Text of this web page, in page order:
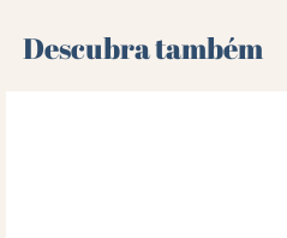
Descubra também 🌻